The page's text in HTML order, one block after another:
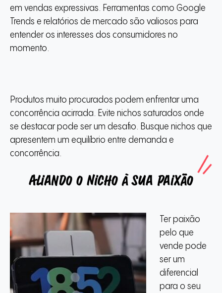
em vendas expressivas. Ferramentas como Google
Trends e relatórios de mercado são valiosos para
entender os interesses dos consumidores no
momento.
Produtos muito procurados podem enfrentar uma
concorrência acirrada. Evite nichos saturados onde
se destacar pode ser um desafio. Busque nichos que
apresentem um equilíbrio entre demanda e
concorrência.
Aliando o Nicho à sua Paixão
Ter paixão
pelo que
vende pode
ser um
diferencial
para o seu